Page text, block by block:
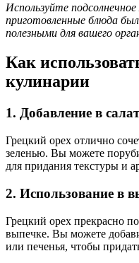
Используйте
приготовленные блюда
полезными для вашего
Как
кулинарии
1. Добавление в
Грецкий орех отлично
зеленью. Вы можете
для придания текстуры и
2. Использование в
Грецкий орех прекрасно
выпечке. Вы можете
или печенья, чтобы